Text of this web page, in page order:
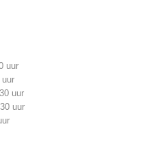
uur
uur
uur
uur